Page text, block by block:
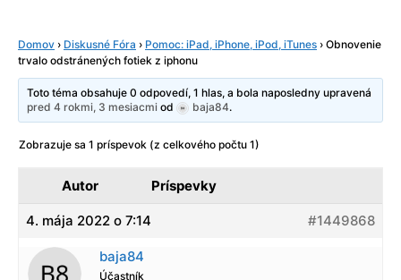
Domov › Diskusné Fóra › Pomoc: iPad, iPhone, iPod, iTunes › Obnovenie
trvalo odstránených fotiek z iphonu
Toto téma obsahuje 0 odpovedí, 1 hlas, a bola naposledny upravená
pred 4 rokmi, 3 mesiacmi od baja84.
Zobrazuje sa 1 príspevok (z celkového počtu 1)
Autor Príspevky
4. mája 2022 o 7:14 #1449868
baja84
Účastník